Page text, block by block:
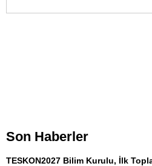
Son Haberler
TESKON2027 Bilim Kurulu, İlk